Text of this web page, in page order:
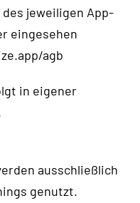
jeweiligen App-
eingesehen
agb
in eigener
ausschließlich
genutzt.